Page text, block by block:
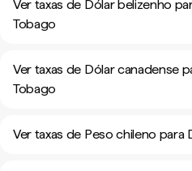
Ver taxas de Dólar belizenho
Tobago
Ver taxas de Dólar canadense
Tobago
Ver taxas de Peso chileno para